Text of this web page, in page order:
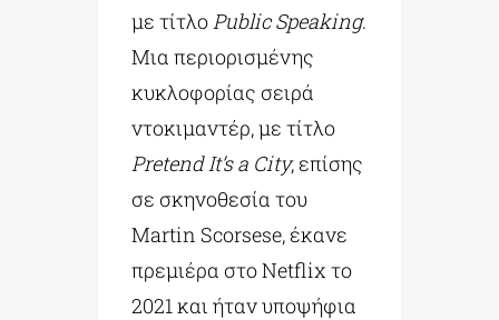
με τίτλοPublic Speaking.
Μια περιορισμένης
κυκλοφορίας σειρά
ντοκιμαντέρ, με τίτλο
Pretend It’s a City, επίσης
σε σκηνοθεσία του
Martin Scorsese, έκανε
πρεμιέρα στο Netflix το
2021 και ήταν υποψήφια